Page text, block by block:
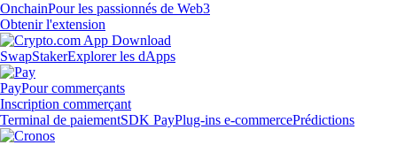
OnchainPour les passionnés de Web3
Obtenir l'extension
SwapStakerExplorer les dApps
PayPour commerçants
Inscription commerçant
Terminal de paiementSDK PayPlug-ins e-commercePrédictions